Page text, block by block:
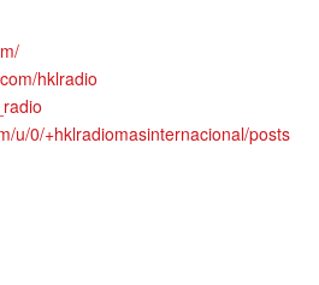
hklradio
u/0/+hklradiomasinternacional/posts